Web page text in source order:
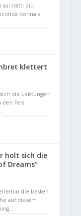
sui tratti più
donna a
klettert
die Leistungen
Fels
holt sich die
Dreams“
die besten
auf diesem